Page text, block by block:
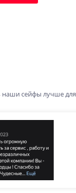
наши сейфы лучше для